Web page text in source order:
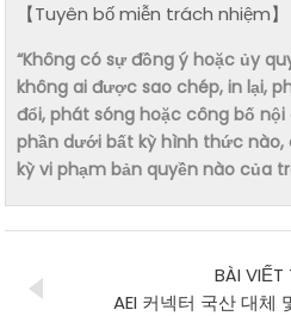
【Tuyên bố miễn trách nhiệm】
“Không có sự đồng ý hoặc ủy
không ai được sao chép, in lại,
đổi, phát sóng hoặc công bố
phần dưới bất kỳ hình thức
kỳ vi phạm bản quyền nào của
BÀI
AEI 커넥터 국산 대체